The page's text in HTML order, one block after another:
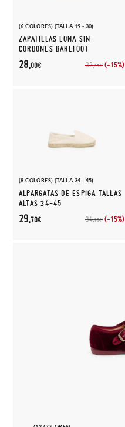
(6 COLORES) (TALLA 19 - 30)
ZAPATILLAS LONA SIN
CORDONES BAREFOOT
32,95€ (-15%)
28,00€
(8 COLORES) (TALLA 34 - 45)
ALPARGATAS DE ESPIGA TALLAS
ALTAS 34-45
34,95€ (-15%)
29,70€